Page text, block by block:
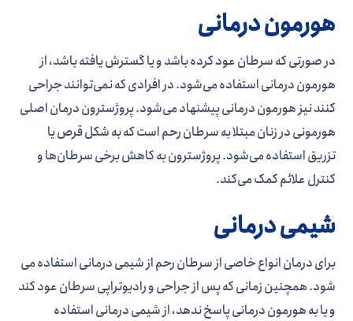
هورمون درمانی
در صورتی که سرطان عود کرده باشد و یا گسترش یافته باشد، از
هورمون درمانی استفاده می­‌شود. در افرادی که نمی­‌توانند جراحی
کنند نیز هورمون درمانی پیشنهاد می­‌شود. پروژسترون درمان اصلی
هورمونی در زنان مبتلا به سرطان رحم است که به شکل قرص یا
تزریق استفاده می­‌شود. پروژسترون به کاهش برخی سرطان­‌ها و
کنترل علائم کمک می‌­کند.
شیمی درمانی
برای درمان انواع خاصی از سرطان رحم از شیمی درمانی استفاده می­‌
شود. همچنین زمانی که پس از جراحی و رادیوتراپی سرطان عود کند
و یا به هورمون درمانی پاسخ ندهد، از شیمی درمانی استفاده